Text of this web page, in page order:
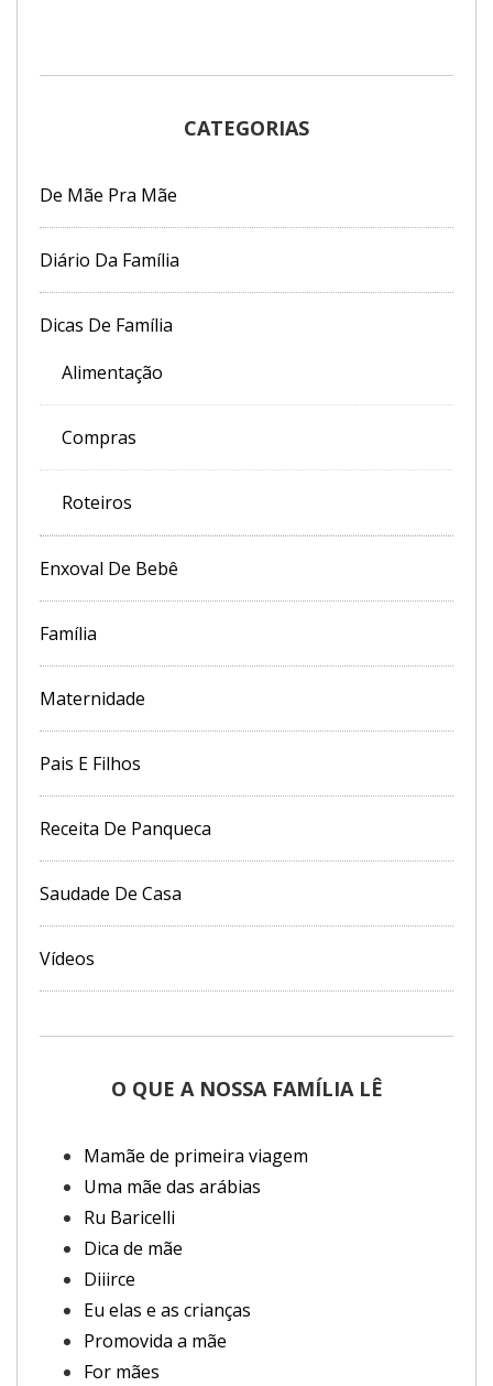
CATEGORIAS
De Mãe Pra Mãe
Diário Da Família
Dicas De Família
Alimentação
Compras
Roteiros
Enxoval De Bebê
Família
Maternidade
Pais E Filhos
Receita De Panqueca
Saudade De Casa
Vídeos
O QUE A NOSSA FAMÍLIA LÊ
Mamãe de primeira viagem
Uma mãe das arábias
Ru Baricelli
Dica de mãe
Diiirce
Eu elas e as crianças
Promovida a mãe
For mães